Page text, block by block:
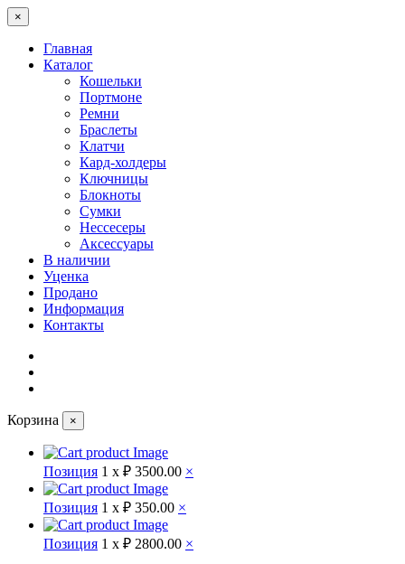
×
Главная
Каталог
Кошельки
Портмоне
Ремни
Браслеты
Клатчи
Кард-холдеры
Ключницы
Блокноты
Сумки
Нессесеры
Аксессуары
В наличии
Уценка
Продано
Информация
Контакты
Корзина ×
Позиция 1 x ₽ 3500.00 ×
Позиция 1 x ₽ 350.00 ×
Позиция 1 x ₽ 2800.00 ×